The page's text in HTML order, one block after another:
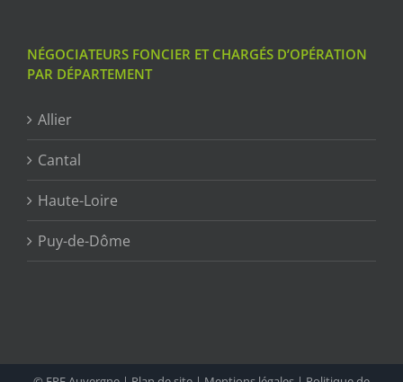
NÉGOCIATEURS FONCIER ET CHARGÉS D’OPÉRATION
PAR DÉPARTEMENT
Allier
Cantal
Haute-Loire
Puy-de-Dôme